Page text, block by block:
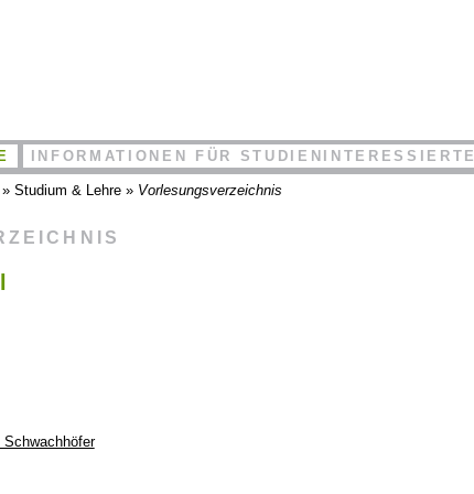
INFORMATIONEN FÜR STUDIENINTERESSIERTE
»Studium & Lehre » Vorlesungsverzeichnis
Schwachhöfer